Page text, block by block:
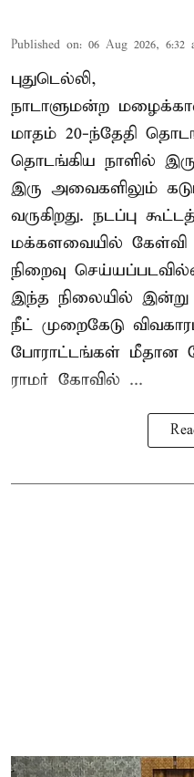
Published on: 06 Aug 2026, 6:32
புதுடெல்லி,
நாடாளுமன்ற
மாதம் 20-ந்தேதி
தொடங்கிய நாளில்
இரு அவைகளிலும்
வருகிறது. நடப்பு
மக்களவையில் கேள்வி
நிறைவு
இந்த நிலையில்
நீட் முறைகேடு
போராட்டங்கள் மீதான
ராமர் கோவில் ...